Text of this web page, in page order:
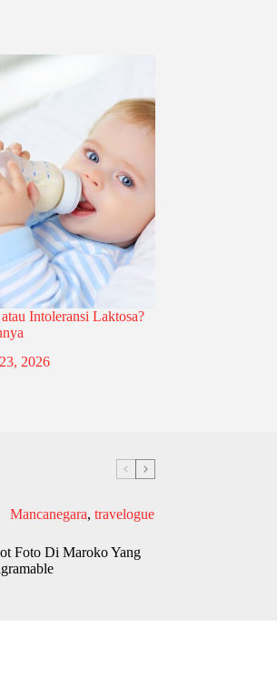
Intoleransi Laktosa?
2026
Mancanegara, travelogue
Foto Di Maroko Yang